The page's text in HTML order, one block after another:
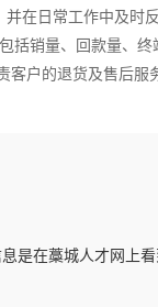
并在日常工作中及时
括销量、回款量、
客户的退货及售后服
是在藁城人才网上看